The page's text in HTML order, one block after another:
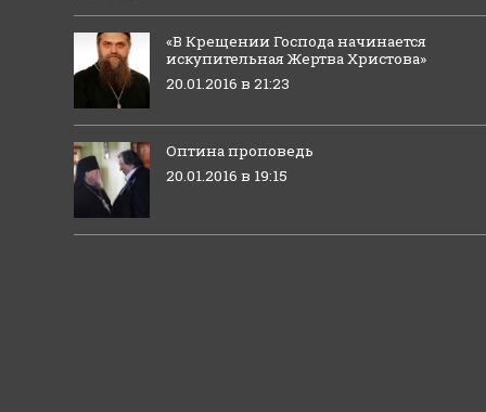
«В Крещении Господа начинается
искупительная Жертва Христова»
20.01.2016 в 21:23
Оптина проповедь
20.01.2016 в 19:15